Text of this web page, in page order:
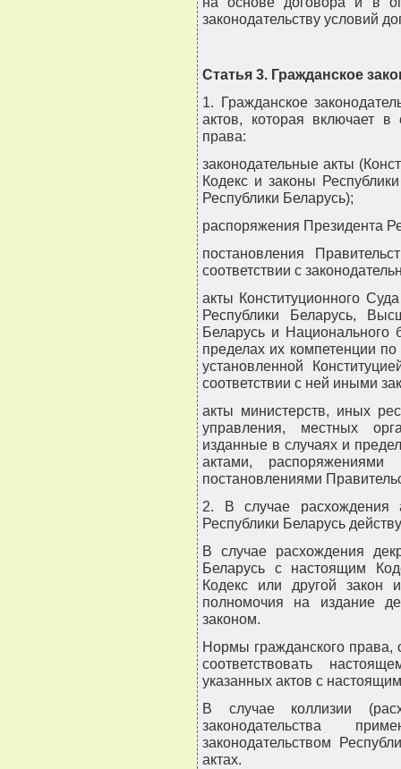
законодательству условий
Статья 3. Гражданское
1. Гражданское
актов, которая включает
права:
законодательные акты
Кодекс и законы
Республики Беларусь);
распоряжения Президента
постановления
соответствии с
акты Конституционного
Республики Беларусь,
Беларусь и Национального
пределах их компетенции
установленной
соответствии с ней иными
акты министерств, иных
управления, местных
изданные в случаях и
актами, распоряжениями
постановлениями
2. В случае расхождения
Республики Беларусь
В случае расхождения
Беларусь с настоящим
Кодекс или другой закон
полномочия на издание
законом.
Нормы гражданского права,
соответствовать
указанных актов с
В случае коллизии
законодательства
законодательством
актах.